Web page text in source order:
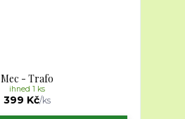
Mec - Trafo
399 Kč/ks
ihned 1 ks